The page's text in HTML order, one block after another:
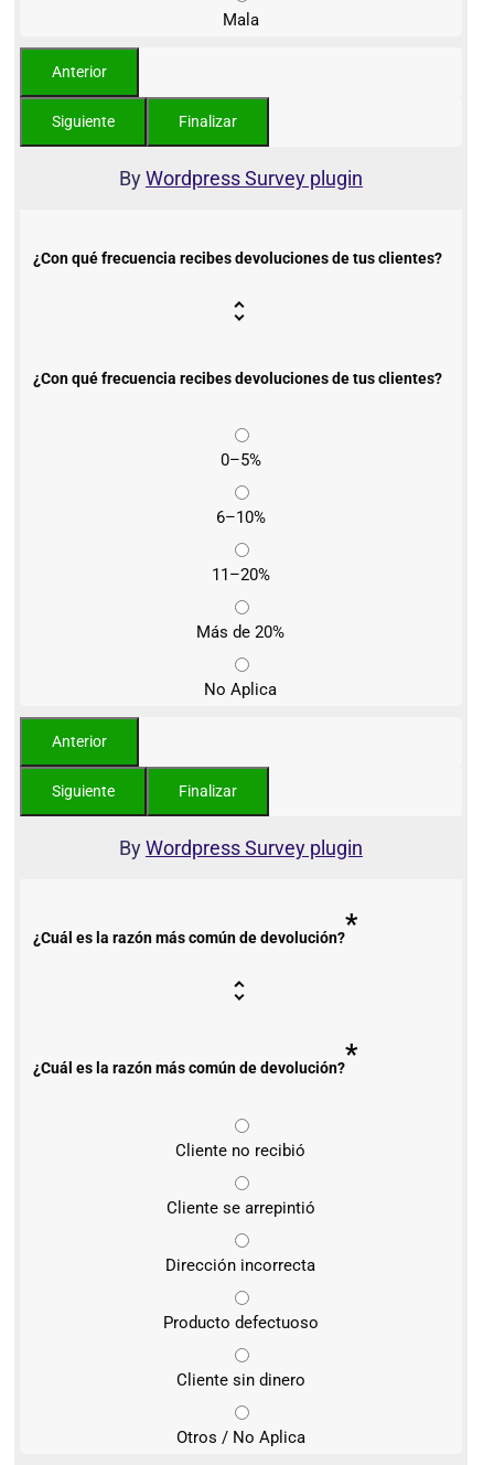
Mala
ByWordpress Survey plugin
¿Con qué frecuencia recibes devoluciones de tus clientes?
¿Con qué frecuencia recibes devoluciones de tus clientes?
0–5%
6–10%
11–20%
Más de 20%
No Aplica
ByWordpress Survey plugin
¿Cuál es la razón más común de devolución?*
¿Cuál es la razón más común de devolución?*
Cliente no recibió
Cliente se arrepintió
Dirección incorrecta
Producto defectuoso
Cliente sin dinero
Otros / No Aplica